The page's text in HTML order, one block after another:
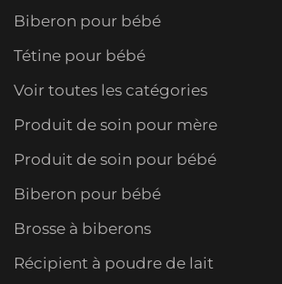
Biberon pour bébé
Tétine pour bébé
Voir toutes les catégories
Produit de soin pour mère
Produit de soin pour bébé
Biberon pour bébé
Brosse à biberons
Récipient à poudre de lait